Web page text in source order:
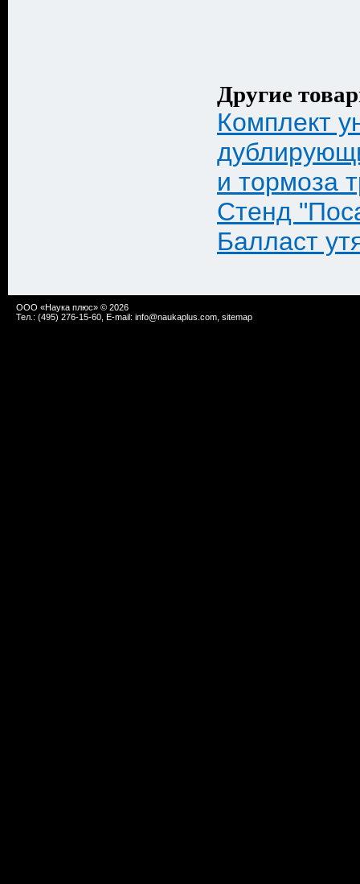
Другие
Комплект
и тормоза
Стенд
Балласт
ООО «Наука плюс» © 2026
Тел.: (495) 276-15-60, E-mail: info@naukaplus.com sitemap